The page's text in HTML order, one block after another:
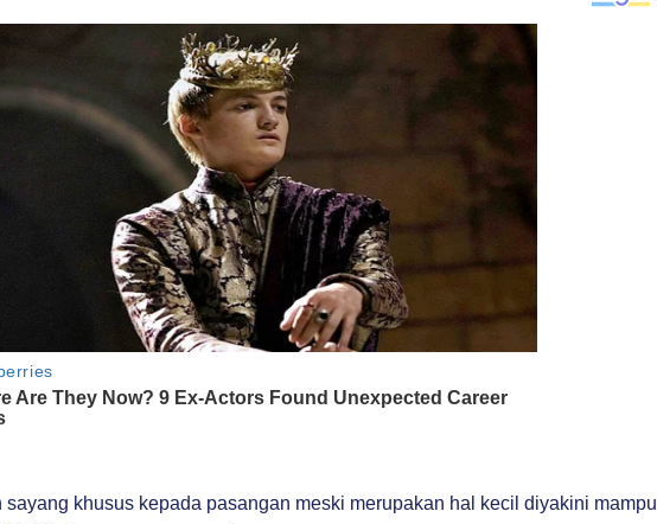
sayang khusus kepada pasangan meski merupakan hal kecil diyakini mampu